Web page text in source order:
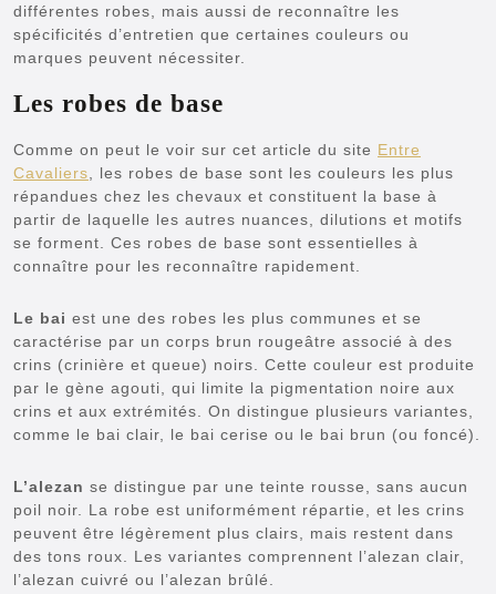
différentes robes, mais aussi de reconnaître les
spécificités d’entretien que certaines couleurs ou
marques peuvent nécessiter.
Les robes de base
Comme on peut le voir sur cet article du site Entre
Cavaliers , les robes de base sont les couleurs les plus
répandues chez les chevaux et constituent la base à
partir de laquelle les autres nuances, dilutions et motifs
se forment. Ces robes de base sont essentielles à
connaître pour les reconnaître rapidement.
Le bai est une des robes les plus communes et se
caractérise par un corps brun rougeâtre associé à des
crins (crinière et queue) noirs. Cette couleur est produite
par le gène agouti, qui limite la pigmentation noire aux
crins et aux extrémités. On distingue plusieurs variantes,
comme le bai clair, le bai cerise ou le bai brun (ou foncé).
L’alezan se distingue par une teinte rousse, sans aucun
poil noir. La robe est uniformément répartie, et les crins
peuvent être légèrement plus clairs, mais restent dans
des tons roux. Les variantes comprennent l’alezan clair,
l’alezan cuivré ou l’alezan brûlé.